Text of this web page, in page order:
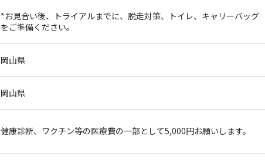
*お見合い後、トライアルまでに、脱走対策、トイレ、キャリーバッグ
をご準備ください。
岡山県
岡山県
健康診断、ワクチン等の医療費の一部として5,000円お願いします。